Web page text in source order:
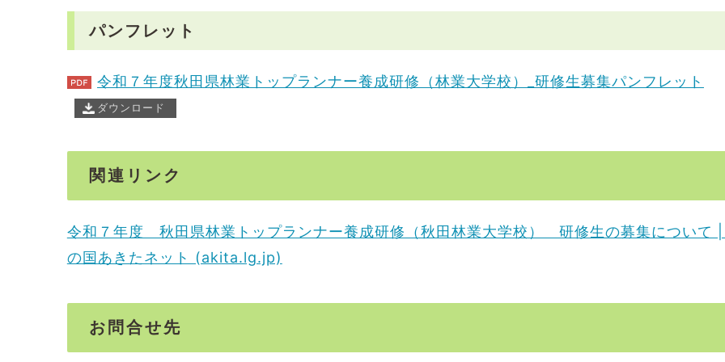
パンフレット
令和７年度秋田県林業トップランナー養成研修（林業大学校）_研修生募集パンフレット
ダウンロード
関連リンク
令和７年度 秋田県林業トップランナー養成研修（秋田林業大学校） 研修生の募集について
の国あきたネット (akita.lg.jp)
お問合せ先